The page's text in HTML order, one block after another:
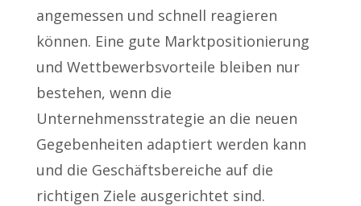
angemessen und schnell reagieren
können. Eine gute Marktpositionierung
und Wettbewerbsvorteile bleiben nur
bestehen, wenn die
Unternehmensstrategie an die neuen
Gegebenheiten adaptiert werden kann
und die Geschäftsbereiche auf die
richtigen Ziele ausgerichtet sind.